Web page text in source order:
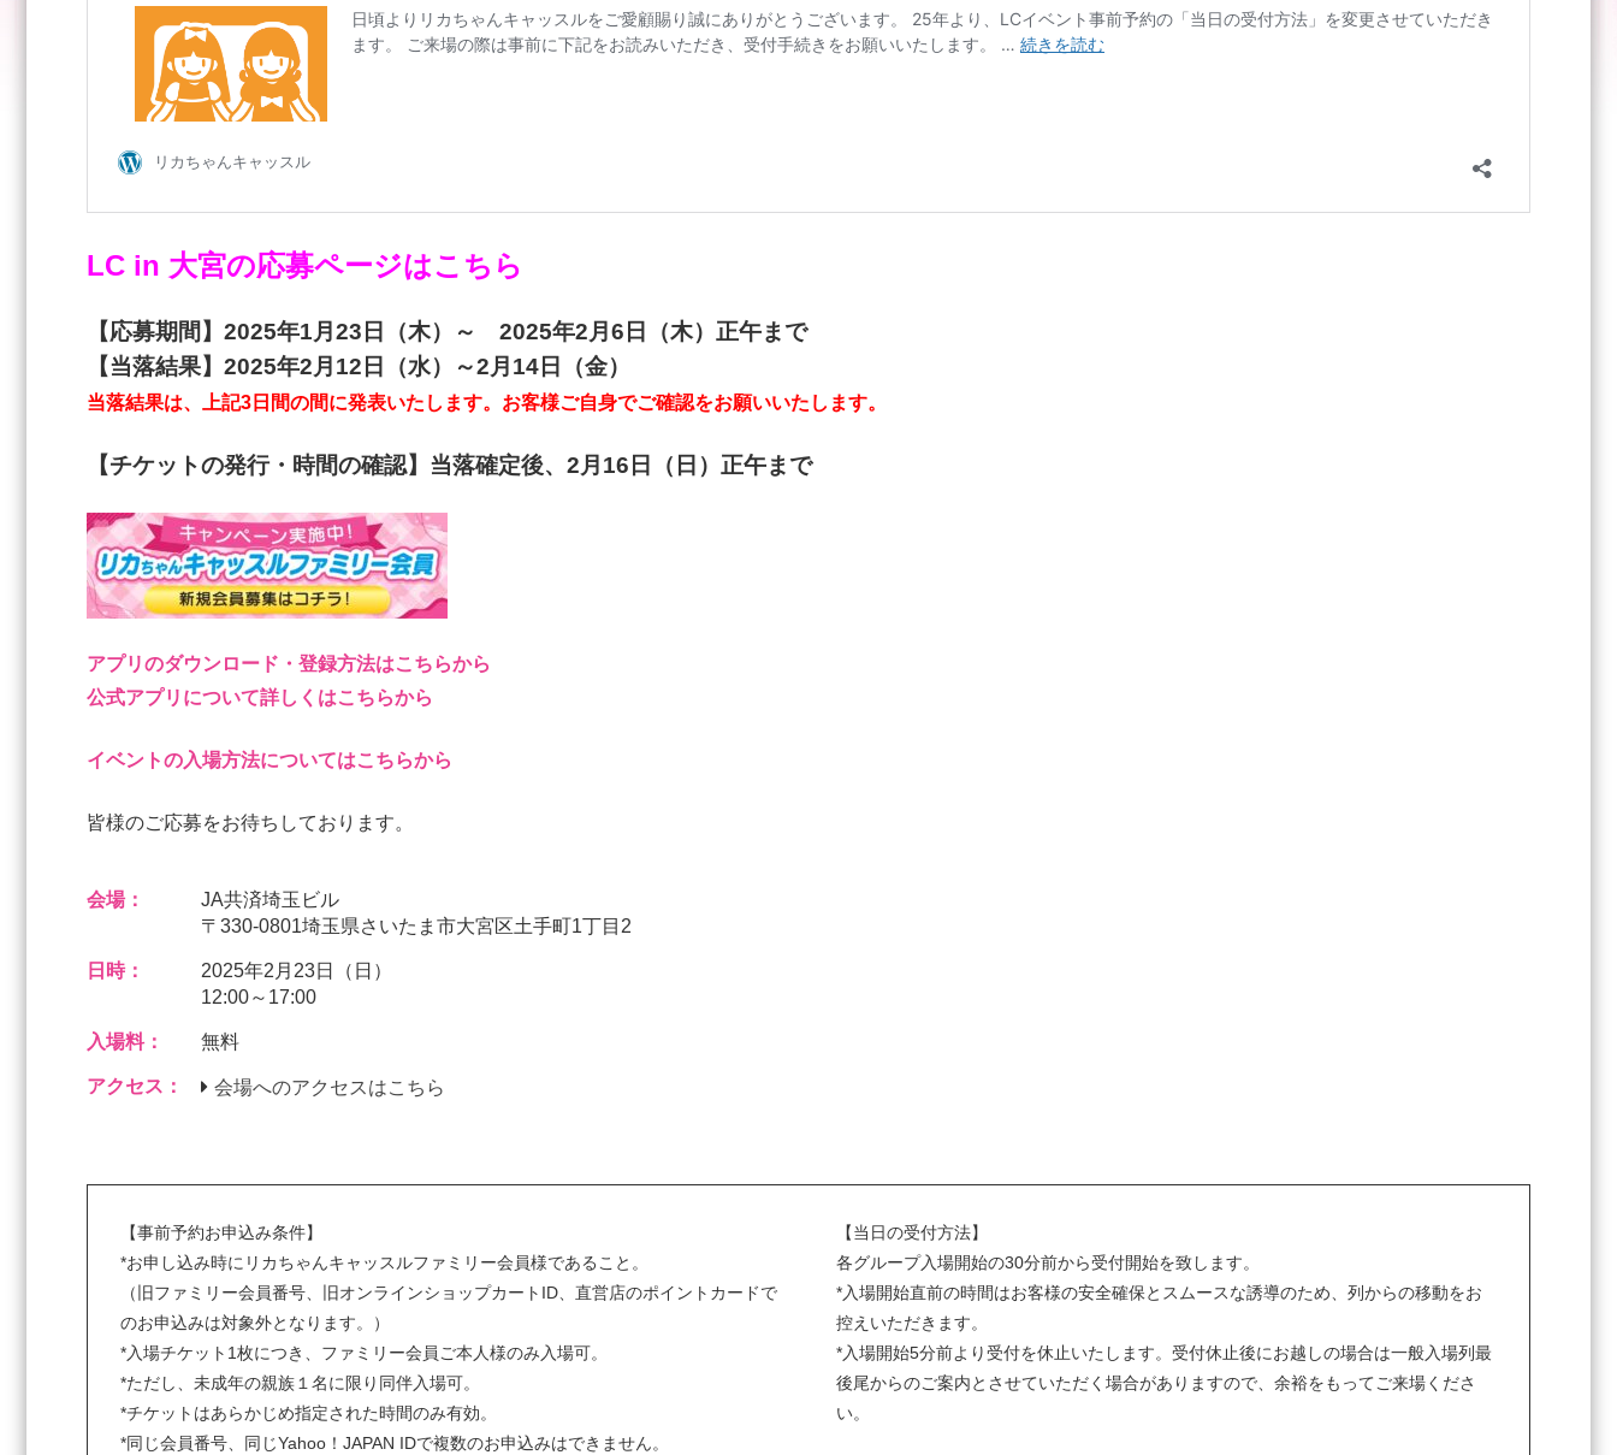
LC in 大宮の応募ページはこちら
【応募期間】2025年1月23日（木）～ 2025年2月6日（木）正午まで
【当落結果】2025年2月12日（水）～2月14日（金）
当落結果は、上記3日間の間に発表いたします。お客様ご自身でご確認をお願いいたします。
【チケットの発行・時間の確認】当落確定後、2月16日（日）正午まで
アプリのダウンロード・登録方法はこちらから
公式アプリについて詳しくはこちらから
イベントの入場方法についてはこちらから
皆様のご応募をお待ちしております。
会場：
JA共済埼玉ビル
〒330-0801埼玉県さいたま市大宮区土手町1丁目2
日時：
2025年2月23日（日）
12:00～17:00
入場料： 無料
アクセス： 会場へのアクセスはこちら
【事前予約お申込み条件】
*お申し込み時にリカちゃんキャッスルファミリー会員様であること。
（旧ファミリー会員番号、旧オンラインショップカートID、直営店のポイントカードで
のお申込みは対象外となります。）
*入場チケット1枚につき、ファミリー会員ご本人様のみ入場可。
*ただし、未成年の親族１名に限り同伴入場可。
*チケットはあらかじめ指定された時間のみ有効。
*同じ会員番号、同じYahoo！JAPAN IDで複数のお申込みはできません。
【当日の受付方法】
各グループ入場開始の30分前から受付開始を致します。
*入場開始直前の時間はお客様の安全確保とスムースな誘導のため、列からの移動をお
控えいただきます。
*入場開始5分前より受付を休止いたします。受付休止後にお越しの場合は一般入場列最
後尾からのご案内とさせていただく場合がありますので、余裕をもってご来場くださ
い。